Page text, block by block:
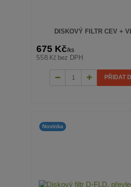
DISKOVÝ FILTR CEV +
675 Kč/ks
558 Kč bez DPH
PŘIDAT
Novinka